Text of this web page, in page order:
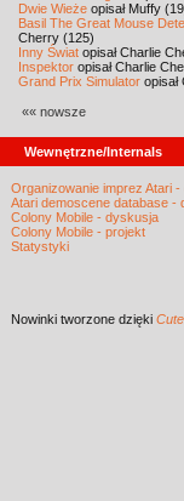
Dwie Wieże opisał Muffy
Basil The Great Mouse
Cherry (125)
Inny Świat opisał Charlie
Inspektor opisał Charlie
Grand Prix Simulator
«« nowsze
Wewnętrzne/Internals
Organizowanie imprez Atari
Atari demoscene database -
Colony Mobile - dyskusja
Colony Mobile - projekt
Statystyki
Nowinki tworzone dzięki